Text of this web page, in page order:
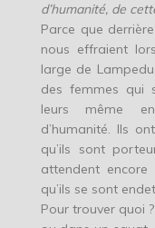
d’humanité, de
Parce que
nous effraient
large de
des femmes qui
leurs même
d’humanité. Ils
qu’ils sont
attendent
qu’ils se sont
Pour trouver quoi